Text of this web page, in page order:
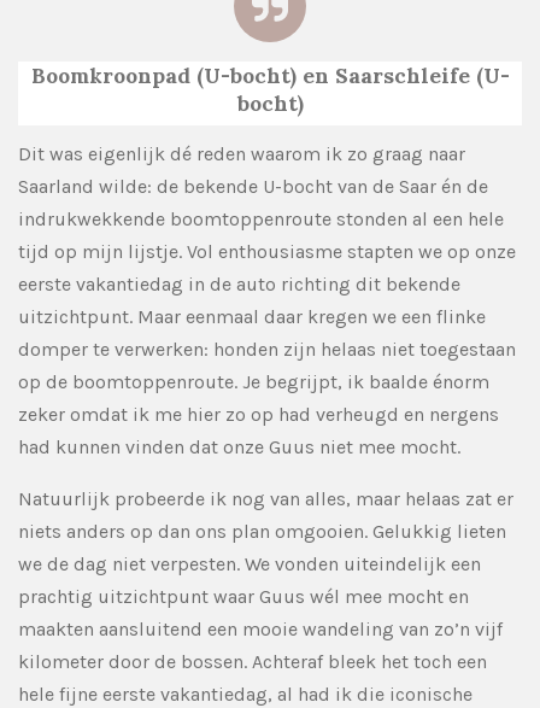
Boomkroonpad (U-bocht) en Saarschleife (U-
bocht)
Dit was eigenlijk dé reden waarom ik zo graag naar
Saarland wilde: de bekende U-bocht van de Saar én de
indrukwekkende boomtoppenroute stonden al een hele
tijd op mijn lijstje. Vol enthousiasme stapten we op onze
eerste vakantiedag in de auto richting dit bekende
uitzichtpunt. Maar eenmaal daar kregen we een flinke
domper te verwerken: honden zijn helaas niet toegestaan
op de boomtoppenroute. Je begrijpt, ik baalde énorm
zeker omdat ik me hier zo op had verheugd en nergens
had kunnen vinden dat onze Guus niet mee mocht.
Natuurlijk probeerde ik nog van alles, maar helaas zat er
niets anders op dan ons plan omgooien. Gelukkig lieten
we de dag niet verpesten. We vonden uiteindelijk een
prachtig uitzichtpunt waar Guus wél mee mocht en
maakten aansluitend een mooie wandeling van zo’n vijf
kilometer door de bossen. Achteraf bleek het toch een
hele fijne eerste vakantiedag, al had ik die iconische